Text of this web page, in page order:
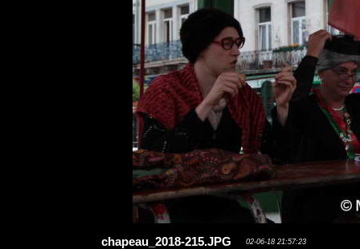
chapeau_2018-215.JPG 02-06-18 21:57:23